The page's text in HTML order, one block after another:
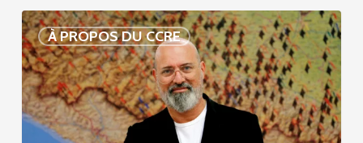
À PROPOS DU CCRE
Voix
de
nos
75
ans